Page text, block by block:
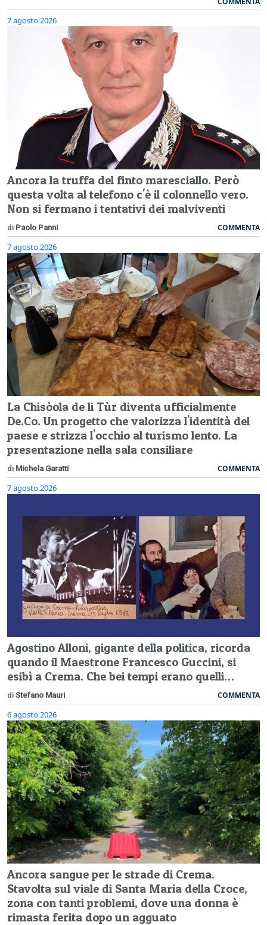
7 agosto 2026
Ancora la truffa del finto maresciallo. Però
questa volta al telefono c'è il colonnello vero.
Non si fermano i tentativi dei malviventi
di Paolo Panni COMMENTA
7 agosto 2026
La Chisòola de li Tùr diventa ufficialmente
De.Co. Un progetto che valorizza l'identità del
paese e strizza l'occhio al turismo lento. La
presentazione nella sala consiliare
di Michela Garatti COMMENTA
7 agosto 2026
Agostino Alloni, gigante della politica, ricorda
quando il Maestrone Francesco Guccini, si
esibì a Crema. Che bei tempi erano quelli…
di Stefano Mauri COMMENTA
6 agosto 2026
Ancora sangue per le strade di Crema.
Stavolta sul viale di Santa Maria della Croce,
zona con tanti problemi, dove una donna è
rimasta ferita dopo un agguato